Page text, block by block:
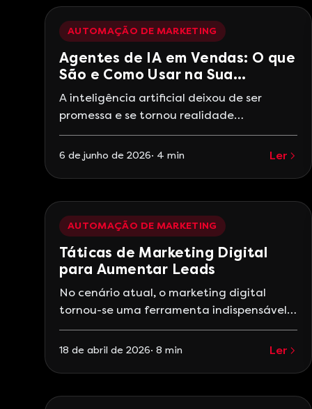
A automação de marketing com IA não é
futuro. é o que separa empresas que
escalam das que patinam. O que a
AUTOMAÇÃO DE MARKETING
Agentes de IA em Vendas: O que
São e Como Usar na Sua
Empresa
A inteligência artificial deixou de ser
promessa e se tornou realidade
operacional nas áreas comerciais. Em
2026, o termo que domina as conversas de
tarefas do ciclo comercial sem
intervenção humana direta. Mas o que
exatamente são esses agentes? Como
eles diferem dos
6 de junho de 2026· 4 min Ler
AUTOMAÇÃO DE MARKETING
Táticas de Marketing Digital
para Aumentar Leads
No cenário atual, o marketing digital
tornou-se uma ferramenta indispensável
para empresas que desejam crescer e se
destacar. Com a evolução tecnológica e o
oferecem inúmeras oportunidades para a
18 de abril de 2026· 8 min Ler